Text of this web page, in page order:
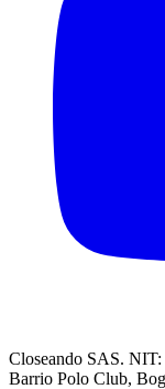
Closeando SAS.
Barrio Polo Club,